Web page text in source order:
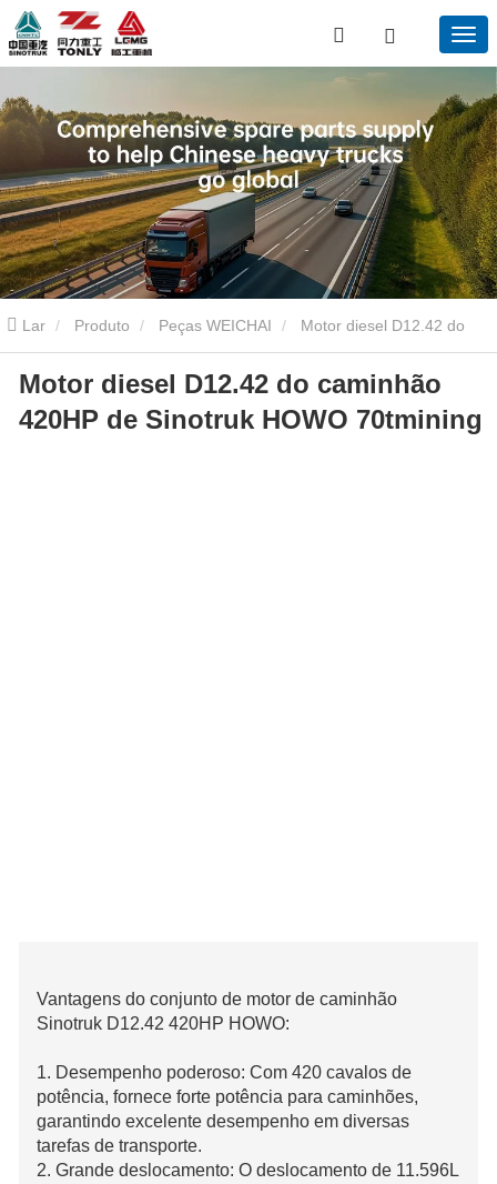
Lar Produto Peças WEICHAI
caminhão 420HP de Sinotruk HOWO 70tmining
Motor diesel D12.42 do caminhão
420HP de Sinotruk HOWO 70tmining
Vantagens do conjunto de motor de caminhão
Sinotruk D12.42 420HP HOWO:
1. Desempenho poderoso: Com 420 cavalos de
potência, fornece forte potência para caminhões,
garantindo excelente desempenho em diversas
tarefas de transporte.
2. Grande deslocamento: O deslocamento de 11.596L